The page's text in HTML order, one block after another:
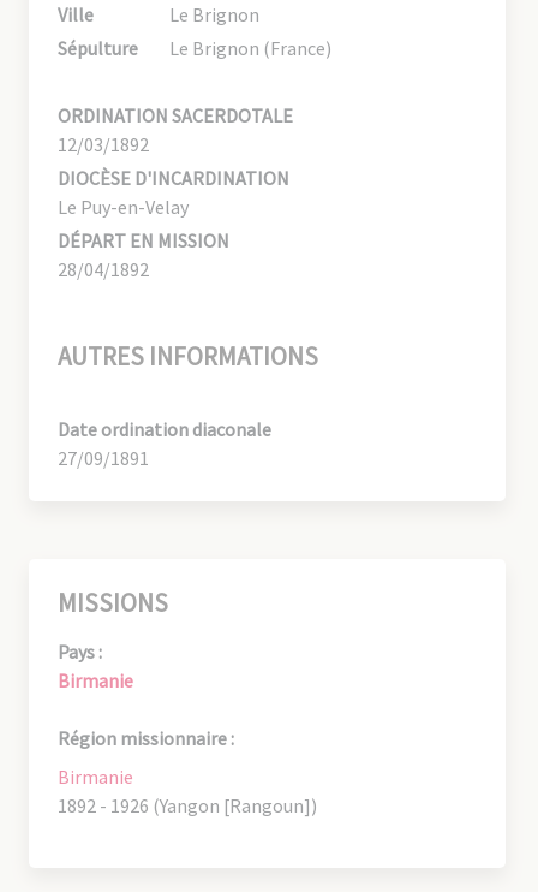
Ville
Le Brignon
Sépulture
Le Brignon (France)
ORDINATION SACERDOTALE
12/03/1892
DIOCÈSE D'INCARDINATION
Le Puy-en-Velay
DÉPART EN MISSION
28/04/1892
AUTRES INFORMATIONS
Date ordination diaconale
27/09/1891
MISSIONS
Pays :
Birmanie
Région missionnaire :
Birmanie
1892 - 1926 (Yangon [Rangoun])